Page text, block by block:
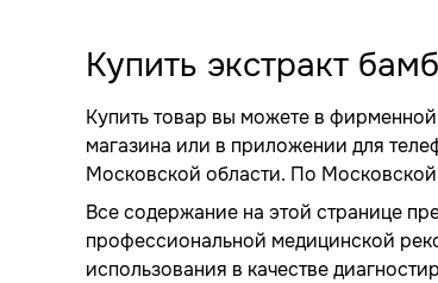
Купить экстракт
Купить товар вы можете в
магазина или в приложении для
Московской области. По
Все содержание на этой странице
профессиональной медицинской
использования в качестве